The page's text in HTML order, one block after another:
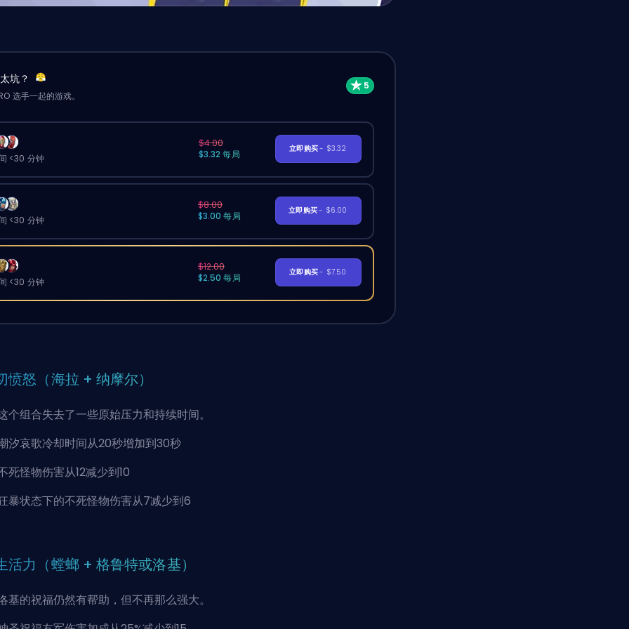
坑？
选手一起的游戏。
<30 分钟
$4.00
$3.32 每局
立即购买- $3.32
<30 分钟
$8.00
$3.00 每局
立即购买- $6.00
<30 分钟
$12.00
$2.50 每局
立即购买- $7.50
愤怒（海拉 + 纳摩尔）
个组合失去了一些原始压力和持续时间。
汐哀歌冷却时间从20秒增加到30秒
死怪物伤害从12减少到10
暴状态下的不死怪物伤害从7减少到6
活力（螳螂 + 格鲁特或洛基）
基的祝福仍然有帮助，但不再那么强大。